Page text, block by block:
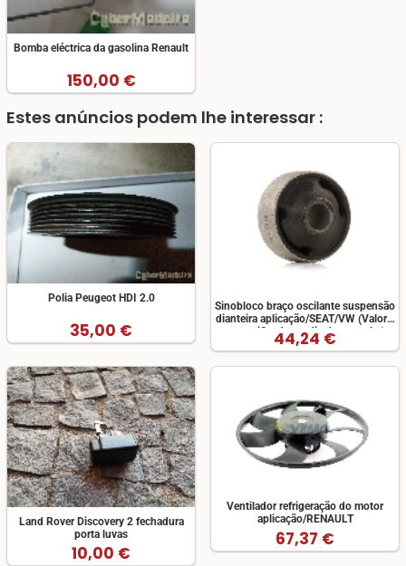
Bomba eléctrica da gasolina Renault
150,00 €
Estes anúncios podem lhe interessar :
Polia Peugeot HDI 2.0
35,00 €
Sinobloco braço oscilante suspensão
dianteira aplicação/SEAT/VW (Valor a
ser verificado no dia da consulta)
44,24 €
Land Rover Discovery 2 fechadura
porta luvas
10,00 €
Ventilador refrigeração do motor
aplicação/RENAULT
67,37 €